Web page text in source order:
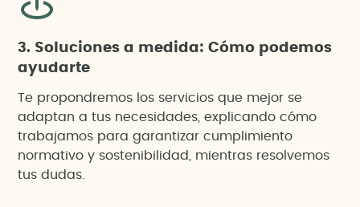
3. Soluciones a medida: Cómo podemos
ayudarte
Te propondremos los servicios que mejor se
adaptan a tus necesidades, explicando cómo
trabajamos para garantizar cumplimiento
normativo y sostenibilidad, mientras resolvemos
tus dudas.